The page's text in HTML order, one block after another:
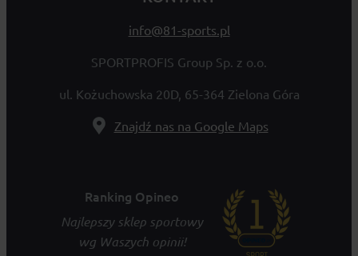
info@81-sports.pl
SPORTPROFIS Group Sp. z o.o.
ul. Kożuchowska 20D, 65-364 Zielona Góra
Znajdź nas na Google Maps
Ranking Opineo
Najlepszy sklep sportowy
wg Waszych opinii!